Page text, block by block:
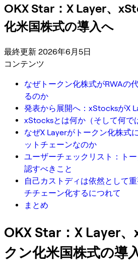
OKX Star：X Layer、
化米国株式の導入へ
最終更新 2026年6月5日
コンテンツ
なぜトークン化株式がRWAの
るのか
発表から展開へ：xStocksがX
xStocksとは何か（そして何で
なぜX Layerがトークン化株式
ットチェーンなのか
ユーザーチェックリスト：ト
認すべきこと
自己カストディは依然として
チチェーン化するにつれて
まとめ
OKX Star：X Layer
クン化米国株式の導